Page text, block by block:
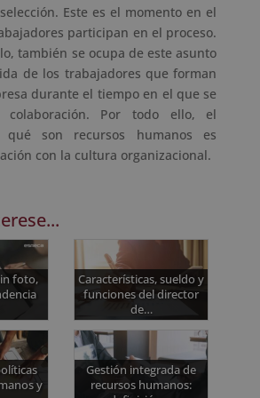
Este es el momento en el
participan en el proceso.
también se ocupa de este asunto
de los trabajadores que forman
durante el tiempo en el que se
colaboración. Por todo ello, el
qué son recursos humanos es
con la cultura organizacional.
foto,
Características, sueldo y
funciones del director
de…
y
Gestión integrada de
recursos humanos: